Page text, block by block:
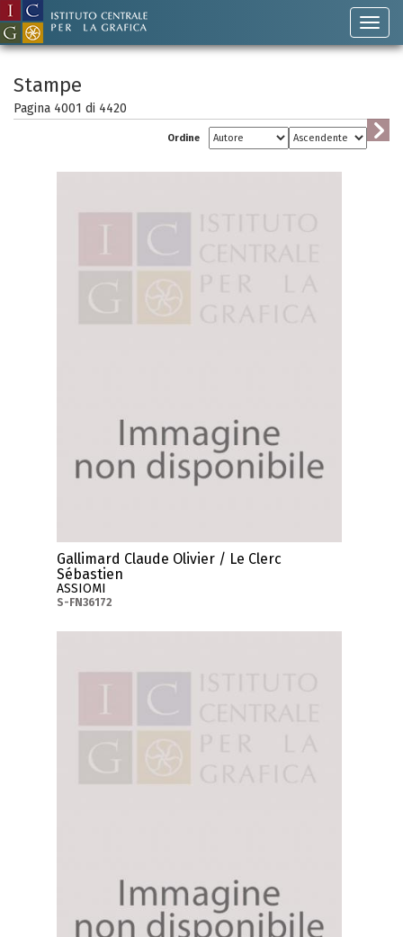
Stampe
Pagina 4001 di 4420
Ordine
Gallimard Claude Olivier / Le Clerc
Sébastien
ASSIOMI
S-FN36172